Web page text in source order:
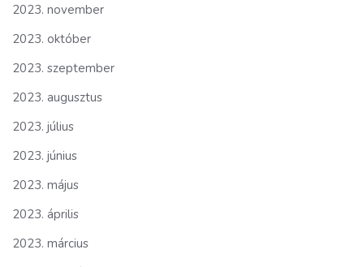
2023. november
2023. október
2023. szeptember
2023. augusztus
2023. július
2023. június
2023. május
2023. április
2023. március